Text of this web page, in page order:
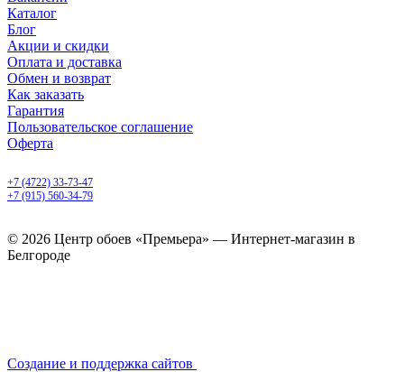
Каталог
Блог
Акции и скидки
Оплата и доставка
Обмен и возврат
Как заказать
Гарантия
Пользовательское соглашение
Оферта
+7 (4722) 33-73-47
+7 (915) 560-34-79
© 2026 Центр обоев «Премьера» — Интернет-магазин в
Белгороде
Создание и поддержка сайтов